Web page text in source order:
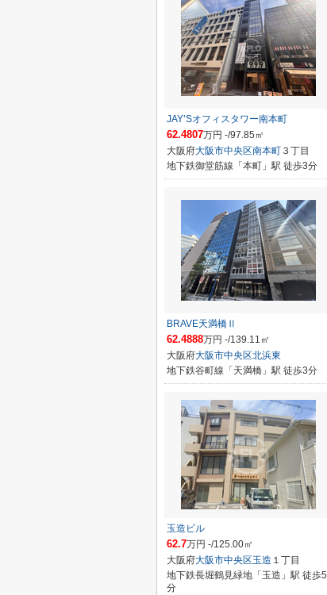
JAY’Sオフィスタワー南本町
62.4807万円 -/97.85㎡
大阪府大阪市中央区南本町 ３丁目
地下鉄御堂筋線「本町」駅 徒歩3分
BRAVE天満橋Ⅱ
62.4888万円 -/139.11㎡
大阪府大阪市中央区北浜東
地下鉄谷町線「天満橋」駅 徒歩3分
玉造ビル
62.7万円 -/125.00㎡
大阪府大阪市中央区玉造 １丁目
地下鉄長堀鶴見緑地「玉造」駅 徒歩5
分